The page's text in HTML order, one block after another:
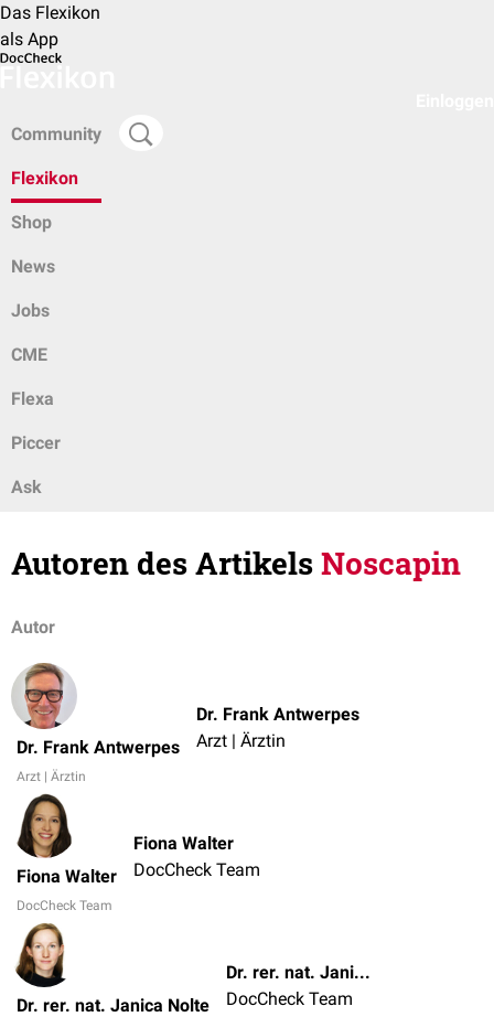
Das Flexikon
als App
Community
Flexikon
Shop
News
Jobs
CME
Flexa
Piccer
Ask
Autoren des ArtikelsNoscapin
Autor
Dr. Frank Antwerpes
Arzt | Ärztin
Dr. Frank Antwerpes
Arzt | Ärztin
Fiona Walter
DocCheck Team
Fiona Walter
DocCheck Team
Dr. rer. nat. Janica Nolte
Dr. rer. nat. Janica Nolte
DocCheck Team